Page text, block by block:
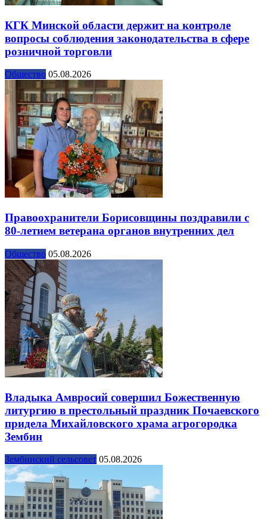
КГК Минской области держит на контроле
вопросы соблюдения законодательства в сфере
розничной торговли
Общество 05.08.2026
Правоохранители Борисовщины поздравили с
80-летием ветерана органов внутренних дел
Общество 05.08.2026
Владыка Амвросий совершил Божественную
литургию в престольный праздник Почаевского
придела Михайловского храма агрогородка
Зембин
Зембинский сельсовет 05.08.2026